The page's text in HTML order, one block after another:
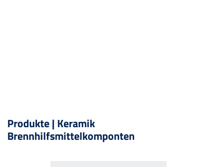
Produkte | Keramik
Brennhilfsmittelkomponten